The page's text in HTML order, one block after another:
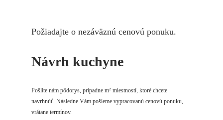
Požiadajte o nezáväznú cenovú ponuku.
Návrh kuchyne
Pošlite nám pôdorys, prípadne m² miestností, ktoré chcete
navrhnúť. Následne Vám pošleme vypracovanú cenovú ponuku,
vrátane termínov.